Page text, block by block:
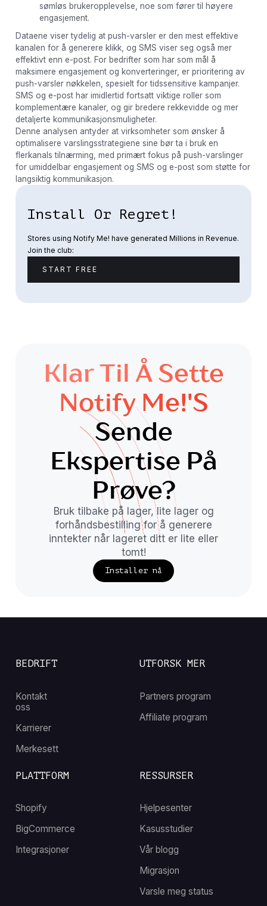
sømløs brukeropplevelse, noe som fører til høyere
engasjement.
Dataene viser tydelig at push-varsler er den mest effektive
kanalen for å generere klikk, og SMS viser seg også mer
effektivt enn e-post. For bedrifter som har som mål å
maksimere engasjement og konverteringer, er prioritering av
push-varsler nøkkelen, spesielt for tidssensitive kampanjer.
SMS og e-post har imidlertid fortsatt viktige roller som
komplementære kanaler, og gir bredere rekkevidde og mer
detaljerte kommunikasjonsmuligheter.
Denne analysen antyder at virksomheter som ønsker å
optimalisere varslingsstrategiene sine bør ta i bruk en
flerkanals tilnærming, med primært fokus på push-varslinger
for umiddelbar engasjement og SMS og e-post som støtte for
langsiktig kommunikasjon.
Install Or Regret!
Stores using Notify Me! have generated Millions in Revenue.
Join the club:
START FREE
Klar Til Å Sette
Notify Me!'s
Sende
Ekspertise På
Prøve?
Bruk tilbake på lager, lite lager og
forhåndsbestilling for å generere
inntekter når lageret ditt er lite eller
tomt!
Installer nå
BEDRIFT
Kontakt
oss
Karrierer
Merkesett
RESSURSER
Hjelpesenter
Kasusstudier
Vår blogg
Migrasjon
Varsle meg status
UTFORSK MER
Partners program
Affiliate program
PLATTFORM
Shopify
BigCommerce
Integrasjoner